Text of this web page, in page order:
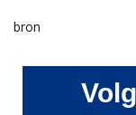
bron